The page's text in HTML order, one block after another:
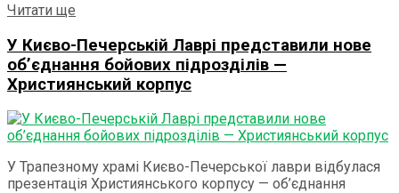
Читати ще
У Києво-Печерській Лаврі представили нове
об’єднання бойових підрозділів —
Християнський корпус
У Трапезному храмі Києво-Печерської лаври відбулася
презентація Християнського корпусу — об’єднання